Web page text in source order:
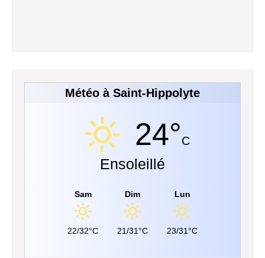
Météo à Saint-Hippolyte
24°C
Ensoleillé
Sam
22/32°C
Dim
21/31°C
Lun
23/31°C